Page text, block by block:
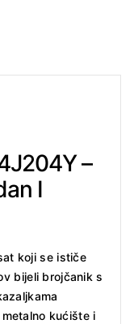
–
I
koji se ističe
bijeli brojčanik s
kućište i